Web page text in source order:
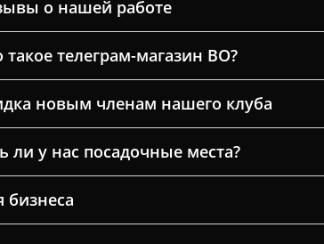
о нашей работе
такое телеграм-магазин ВО?
новым членам нашего клуба
ли у нас посадочные места?
бизнеса